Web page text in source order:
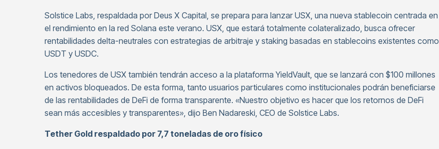
Solstice Labs, respaldada por Deus X Capital, se prepara para lanzar USX, una nueva stablecoin centrada en
el rendimiento en la red Solana este verano. USX, que estará totalmente colateralizado, busca ofrecer
rentabilidades delta-neutrales con estrategias de arbitraje y staking basadas en stablecoins existentes como
USDT y USDC.
Los tenedores de USX también tendrán acceso a la plataforma YieldVault, que se lanzará con $100 millones
en activos bloqueados. De esta forma, tanto usuarios particulares como institucionales podrán beneficiarse
de las rentabilidades de DeFi de forma transparente. «Nuestro objetivo es hacer que los retornos de DeFi
sean más accesibles y transparentes», dijo Ben Nadareski, CEO de Solstice Labs.
Tether Gold respaldado por 7,7 toneladas de oro físico